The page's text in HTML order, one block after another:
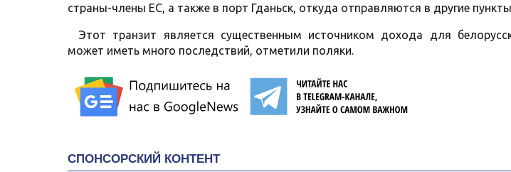
страны-члены ЕС, а также в порт Гданьск, откуда отправляются в другие
Этот транзит является существенным источником дохода для
может иметь много последствий, отметили поляки.